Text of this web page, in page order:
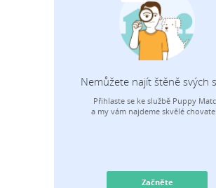
Nemůžete najít štěně svých
Přihlaste se ke službě Puppy
a my vám najdeme skvělé
Začněte